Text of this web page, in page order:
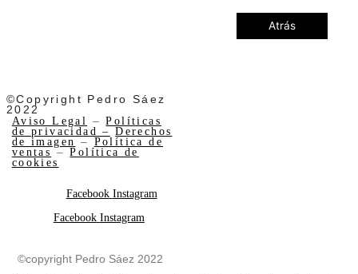
Atrás
©Copyright Pedro Sáez
2022
Aviso Legal –Políticas
de privacidad –
Derechos
de imagen – Política de
ventas –Política de
cookies
Facebook Instagram
Facebook Instagram
©copyright Pedro Sáez 2022